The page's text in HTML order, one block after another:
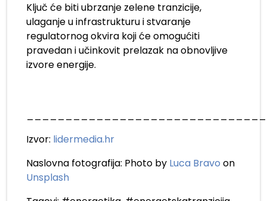
Ključ će biti ubrzanje zelene tranzicije,
ulaganje u infrastrukturu i stvaranje
regulatornog okvira koji će omogućiti
pravedan i učinkovit prelazak na obnovljive
izvore energije.
Izvor: lidermedia.hr
Naslovna fotografija: Photo by Luca Bravo on
Unsplash